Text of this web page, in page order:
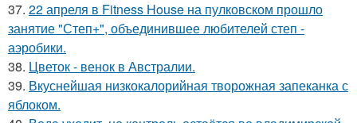
37. 22 апреля в Fitness House на пулковском прошло
занятие "Степ+", объединившее любителей степ -
аэробики.
38. Цветок - венок в Австралии.
39. Вкуснейшая низкокалорийная творожная запеканка с
яблоком.